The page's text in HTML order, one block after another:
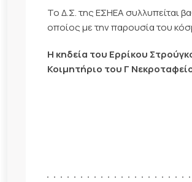
Το Δ.Σ. της ΕΣΗΕΑ συλλυπείται
οποίος με την παρουσία του
Η κηδεία του Ερρίκου
Κοιμητήριο του Γ